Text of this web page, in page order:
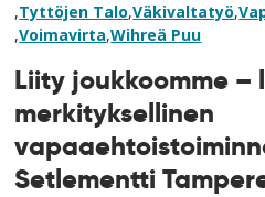
,Tyttöjen Talo,Väkivaltatyö,
,Voimavirta,Wihreä Puu
Liity joukkoomme –
merkityksellinen
Setlementti